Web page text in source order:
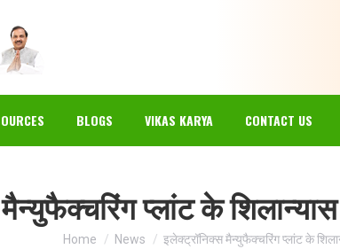
BLOGS VIKAS KARYA CONTACT US
प्लांट के
You are here:
Home News इलेक्ट्रॉनिक्स मैन्युफैक्चरिंग प्लांट के
NEWS